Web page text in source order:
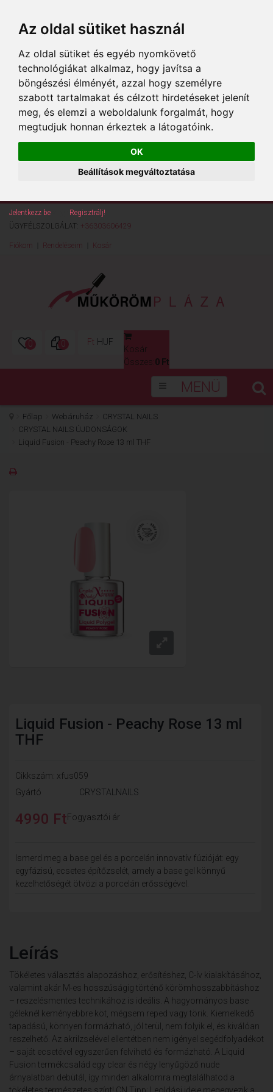
Az oldal sütiket használ
Az oldal sütiket és egyéb nyomkövető
technológiákat alkalmaz, hogy javítsa a
böngészési élményét, azzal hogy személyre
szabott tartalmakat és célzott hirdetéseket jelenít
meg, és elemzi a weboldalunk forgalmát, hogy
megtudjuk honnan érkeztek a látogatóink.
OK
Beállítások megváltoztatása
Jelentkezz be
Regisztrálj!
ÜGYFÉLSZOLGÁLAT: +36303606429
Fiókom Rendeléseim Kosár
0 0 Ft HUF
Kosár
Összes: 0 Ft
MENÜ
Főlap Webáruház
CRYSTAL NAILS
CRYSTAL NAILS ÚJDONSÁGOK
Liquid Fusion - Peachy Rose 13 ml THF
Liquid Fusion - Peachy Rose 13 ml
THF
Cikkszám: xfus059
Gyártó
CRYSTALNAILS
Fogyasztói ár
4990 Ft
Ismerd meg a base gel és a porcelán innovatív fúzióját: egy
egyfázisú, ecsetes építőzselét, amely a base gel könnyű
kezelhetőségét ötvözi a porcelán erősségével.
Leírás
Tökéletes választás alapozáshoz, erősítéshez, C-ív kialakításához,
valamint akár M-es hosszúságig történő körömhosszabbításhoz
– reszelésmentes technikához is ideális. A hagyományos base
géleknél keményebbre köt, mégsem reped vagy törik. Kiemelkedő
tapadású, könnyen formázható, jól terül, nem folyik el, és kiválóan
reszelhető. Az akrilzselével ellentétben nem igényel segédfolyadékot
– saját ecsetével egyszerűen felvihető és formázható. A Liquid
Fusion termékcsalád egy clear és négy lenyűgöző nude
árnyalatban debütál, így minden alkalomra megtalálhatod a
tökéletes természetes színt! CN Tipp: Leoldási ideje megegyezik a